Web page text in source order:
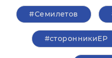
#Семилетов
#сторонникиЕР